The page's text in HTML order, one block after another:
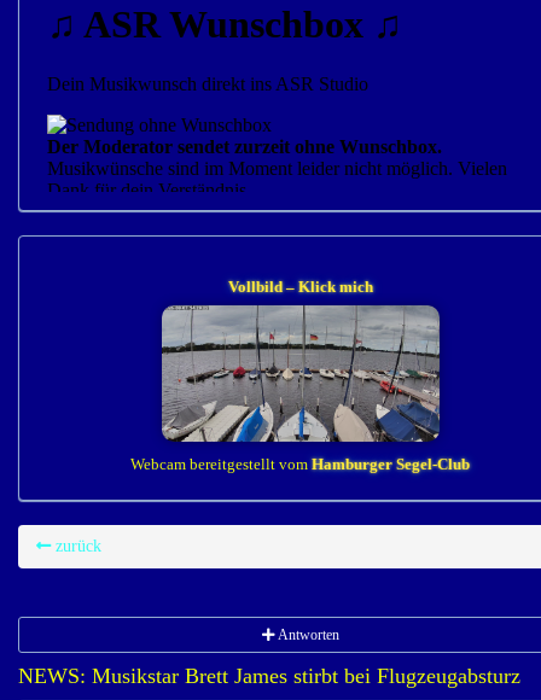
Vollbild – Klick mich
Webcam bereitgestellt vom Hamburger Segel-Club
zurück
Antworten
NEWS: Musikstar Brett James stirbt bei Flugzeugabsturz